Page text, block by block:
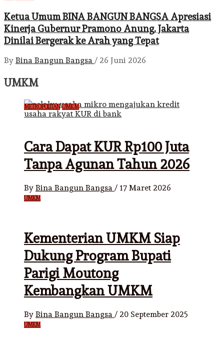
Ketua Umum BINA BANGUN BANGSA Apresiasi
Kinerja Gubernur Pramono Anung, Jakarta
Dinilai Bergerak ke Arah yang Tepat
By Bina Bangun Bangsa / 26 Juni 2026
UMKM
METROPOLITAN UMKM
Cara Dapat KUR Rp100 Juta
Tanpa Agunan Tahun 2026
By Bina Bangun Bangsa / 17 Maret 2026
UMKM
Kementerian UMKM Siap
Dukung Program Bupati
Parigi Moutong
Kembangkan UMKM
By Bina Bangun Bangsa / 20 September 2025
UMKM